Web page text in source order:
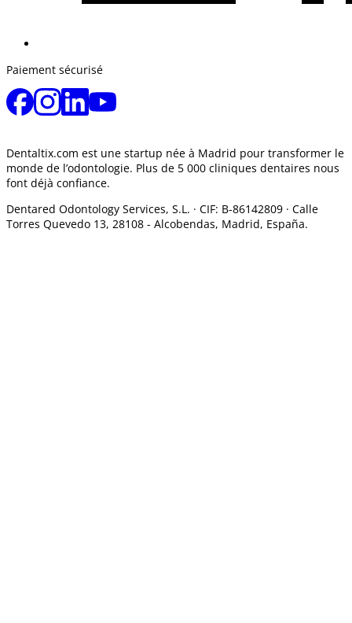
Paiement sécurisé
Dentaltix.com est une startup née à Madrid pour transformer le
monde de l’odontologie. Plus de 5 000 cliniques dentaires nous
font déjà confiance.
Dentared Odontology Services, S.L. · CIF: B-86142809 · Calle
Torres Quevedo 13, 28108 - Alcobendas, Madrid, España.